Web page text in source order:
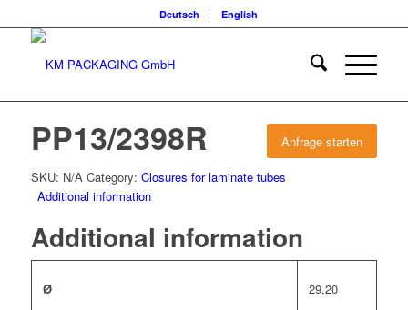
Deutsch English
Anfrage starten
PP13/2398R
SKU: N/A Category: Closures for laminate tubes
Additional information
Additional information
Ø 29,20